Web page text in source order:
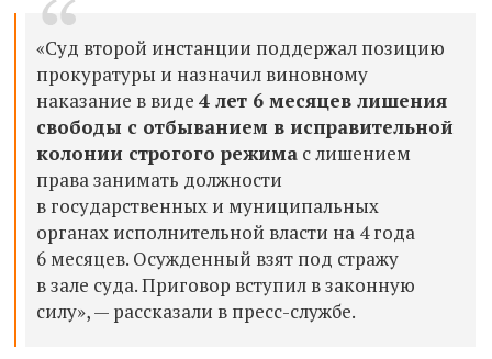
«Суд второй инстанции поддержал позицию
прокуратуры и назначил виновному
наказание в виде 4 лет 6 месяцев лишения
свободы с отбыванием в исправительной
колонии строгого режима с лишением
права занимать должности
в государственных и муниципальных
органах исполнительной власти на 4 года
6 месяцев. Осужденный взят под стражу
в зале суда. Приговор вступил в законную
силу», — рассказали в пресс-службе.